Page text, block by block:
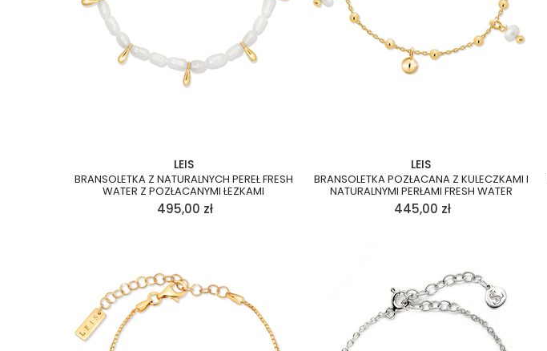
LEIS
BRANSOLETKA Z NATURALNYCH PEREŁ FRESH
WATER Z POZŁACANYMI ŁEZKAMI
495,00 zł
LEIS
BRANSOLETKA POZŁACANA Z KULECZKAMI I
NATURALNYMI PERŁAMI FRESH WATER
445,00 zł